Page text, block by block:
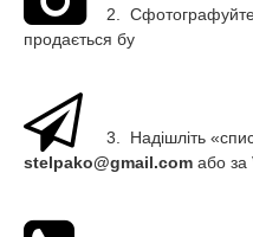
2. Сфотографуйте
продається бу
3. Надішліть
stelpako@gmail.com або за